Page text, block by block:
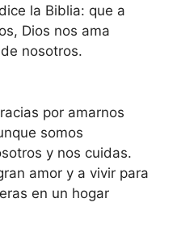
la Biblia: que a
Dios nos ama
nosotros.
por amarnos
somos
y nos cuidas.
amor y a vivir para
en un hogar